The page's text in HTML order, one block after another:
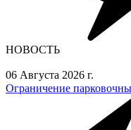
НОВОСТЬ
06 Августа 2026 г.
Ограничение